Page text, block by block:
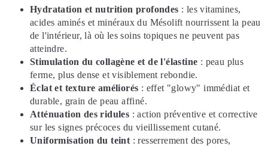
Hydratation et nutrition profondes : les vitamines,
acides aminés et minéraux du Mésolift nourrissent la peau
de l'intérieur, là où les soins topiques ne peuvent pas
atteindre.
Stimulation du collagène et de l'élastine : peau plus
ferme, plus dense et visiblement rebondie.
Éclat et texture améliorés : effet "glowy" immédiat et
durable, grain de peau affiné.
Atténuation des ridules : action préventive et corrective
sur les signes précoces du vieillissement cutané.
Uniformisation du teint : resserrement des pores,